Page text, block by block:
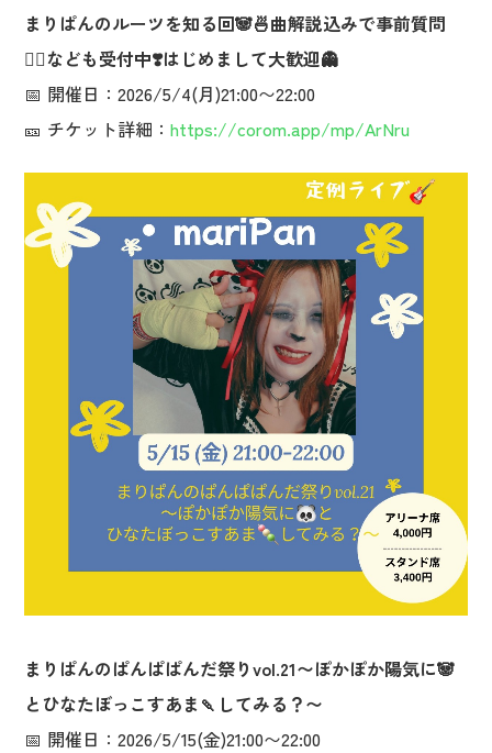
まりぱんのルーツを知る回🐼🍜曲解説込みで事前質問
🙋‍♀️なども受付中❣️はじめまして大歓迎👻
📅 開催日：2026/5/4(月)21:00〜22:00
🎫 チケット詳細：https://corom.app/mp/ArNru
まりぱんのぱんぱぱんだ祭りvol.21〜ぽかぽか陽気に🐼
とひなたぼっこすあま🍡してみる？〜
📅 開催日：2026/5/15(金)21:00〜22:00